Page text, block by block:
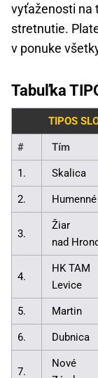
vyťaženosti na
stretnutie.
v ponuke
Tabuľka
TIPOS
# Tím
1. Skalica
2. Humenné
3.
Žiar
nad
4.
HK TAM
Levice
5. Martin
6. Dubnica
7.
Nové